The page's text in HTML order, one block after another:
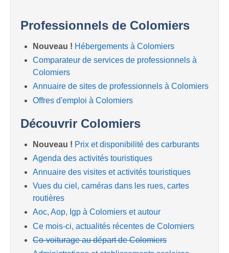
Professionnels de Colomiers
Nouveau ! Hébergements à Colomiers
Comparateur de services de professionnels à
Colomiers
Annuaire de sites de professionnels à Colomiers
Offres d'emploi à Colomiers
Découvrir Colomiers
Nouveau ! Prix et disponibilité des carburants
Agenda des activités touristiques
Annuaire des visites et activités touristiques
Vues du ciel, caméras dans les rues, cartes
routières
Aoc, Aop, Igp à Colomiers et autour
Ce mois-ci, actualités récentes de Colomiers
Co-voiturage au départ de Colomiers